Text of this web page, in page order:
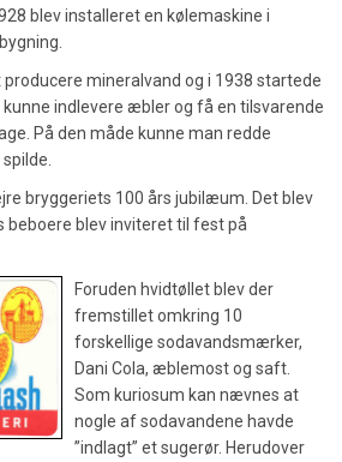
blev installeret en kølemaskine i
mineralvand og i 1938 startede
indlevere æbler og få en tilsvarende
På den måde kunne man redde
bryggeriets 100 års jubilæum. Det blev
beboere blev inviteret til fest på
Foruden hvidtøllet blev der
fremstillet omkring 10
forskellige sodavandsmærker,
Dani Cola, æblemost og saft.
Som kuriosum kan nævnes at
nogle af sodavandene havde
”indlagt” et sugerør. Herudover